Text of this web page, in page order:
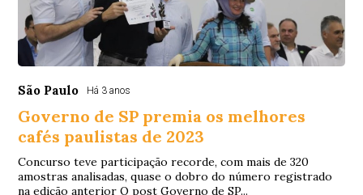
São Paulo Há 3 anos
Governo de SP premia os melhores
cafés paulistas de 2023
Concurso teve participação recorde, com mais de 320
amostras analisadas, quase o dobro do número registrado
na edição anterior O post Governo de SP...